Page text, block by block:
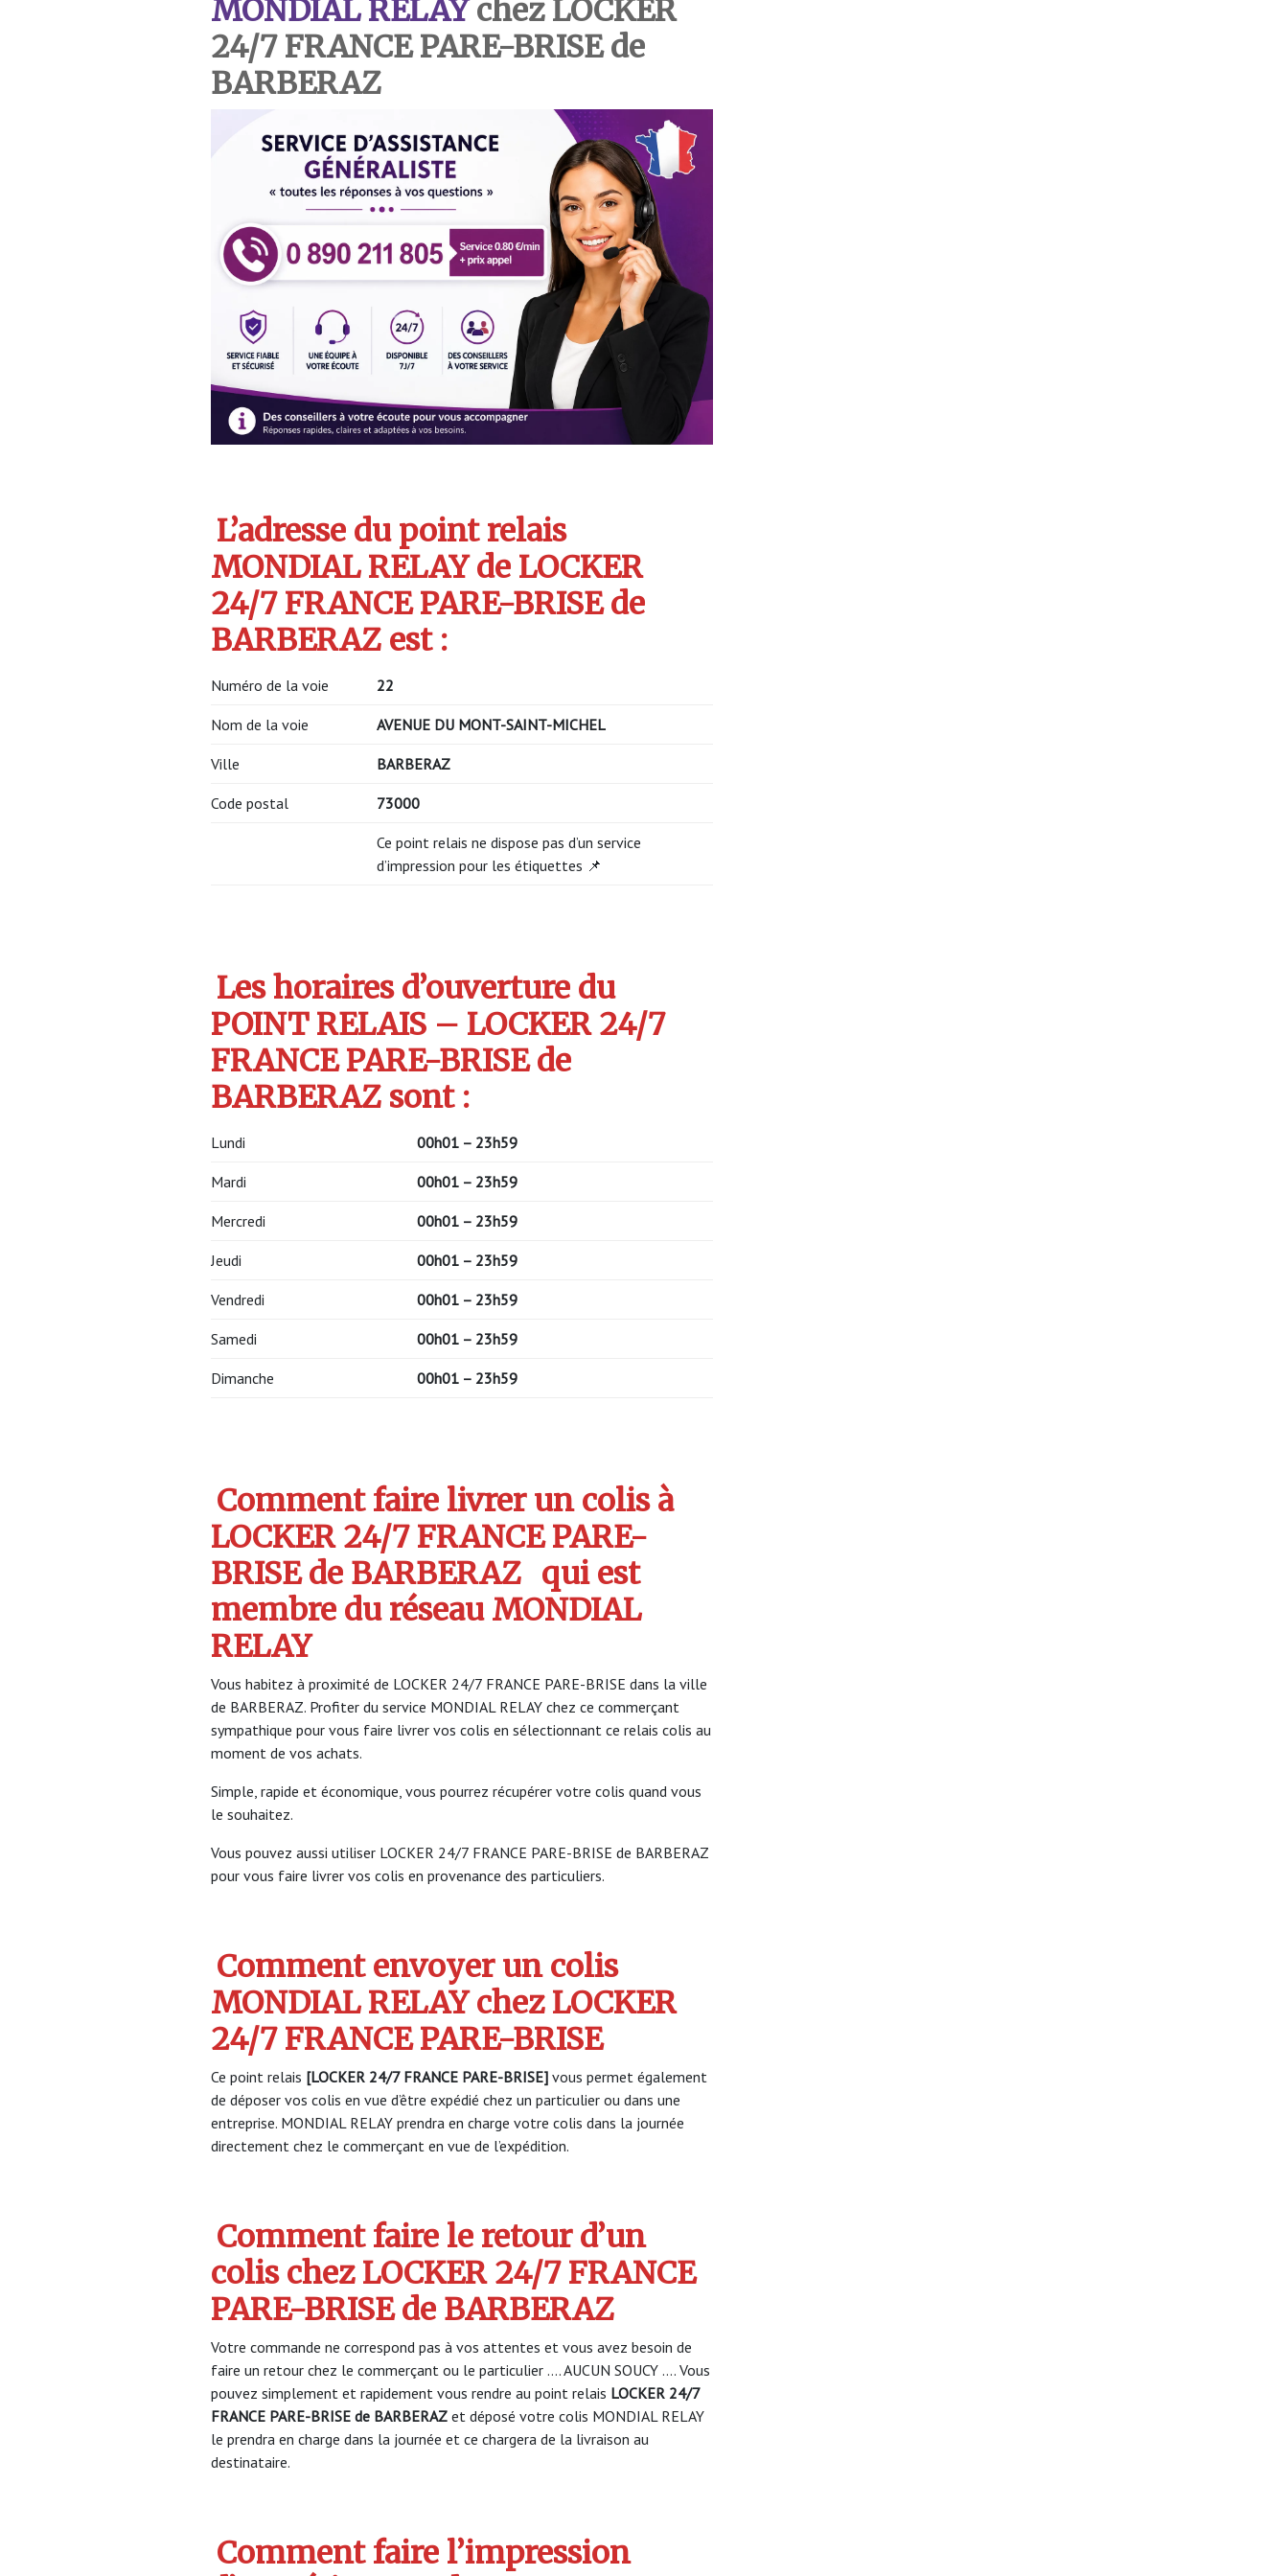
MONDIAL RELAYchez LOCKER
24/7 FRANCE PARE-BRISE de
BARBERAZ
L’adresse du point relais
MONDIAL RELAY de LOCKER
24/7 FRANCE PARE-BRISE de
BARBERAZ est :
Numéro de la voie 22
Nom de la voie AVENUE DU MONT-SAINT-MICHEL
Ville BARBERAZ
Code postal 73000
Ce point relais ne dispose pas d’un service
d’impression pour les étiquettes 📌
Les horaires d’ouverture du
POINT RELAIS – LOCKER 24/7
FRANCE PARE-BRISE de
BARBERAZ sont :
Lundi 00h01 – 23h59
Mardi 00h01 – 23h59
Mercredi 00h01 – 23h59
Jeudi 00h01 – 23h59
Vendredi 00h01 – 23h59
Samedi 00h01 – 23h59
Dimanche 00h01 – 23h59
Comment faire livrer un colis à
LOCKER 24/7 FRANCE PARE-
BRISE de BARBERAZ qui est
membre du réseau MONDIAL
RELAY
Vous habitez à proximité de LOCKER 24/7 FRANCE PARE-BRISE dans la ville
de BARBERAZ. Profiter du service MONDIAL RELAY chez ce commerçant
sympathique pour vous faire livrer vos colis en sélectionnant ce relais colis au
moment de vos achats.
Simple, rapide et économique, vous pourrez récupérer votre colis quand vous
le souhaitez.
Vous pouvez aussi utiliser LOCKER 24/7 FRANCE PARE-BRISE de BARBERAZ
pour vous faire livrer vos colis en provenance des particuliers.
Comment envoyer un colis
MONDIAL RELAY chez LOCKER
24/7 FRANCE PARE-BRISE
Ce point relais [LOCKER 24/7 FRANCE PARE-BRISE] vous permet également
de déposer vos colis en vue d’être expédié chez un particulier ou dans une
entreprise. MONDIAL RELAY prendra en charge votre colis dans la journée
directement chez le commerçant en vue de l’expédition.
Comment faire le retour d’un
colis chez LOCKER 24/7 FRANCE
PARE-BRISE de BARBERAZ
Votre commande ne correspond pas à vos attentes et vous avez besoin de
faire un retour chez le commerçant ou le particulier …. AUCUN SOUCY …. Vous
pouvez simplement et rapidement vous rendre au point relais LOCKER 24/7
FRANCE PARE-BRISE de BARBERAZ et déposé votre colis MONDIAL RELAY
le prendra en charge dans la journée et ce chargera de la livraison au
destinataire.
Comment faire l’impression